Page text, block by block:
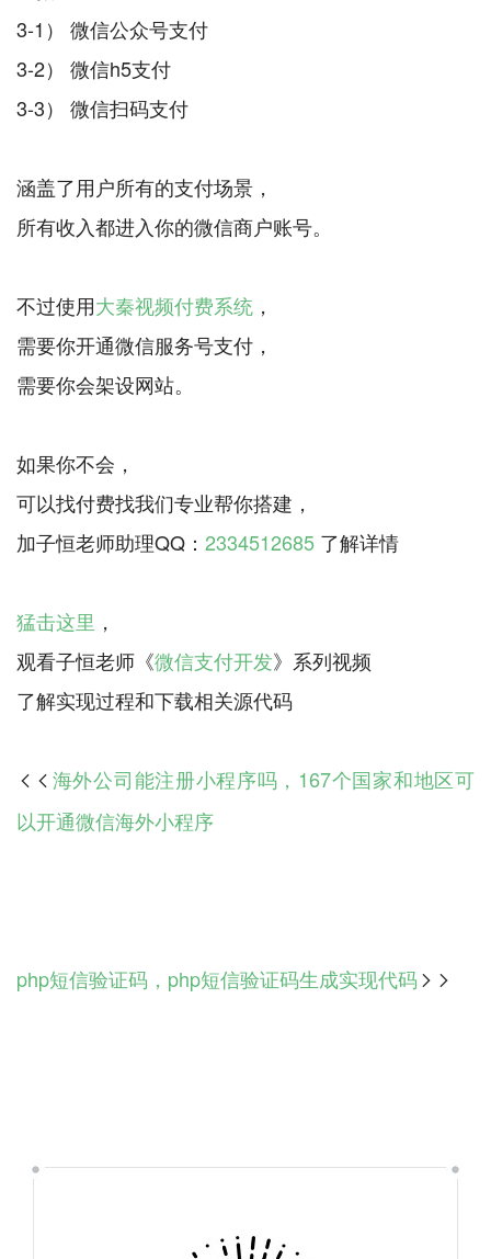
3-1） 微信公众号支付
3-2） 微信h5支付
3-3） 微信扫码支付
涵盖了用户所有的支付场景，
所有收入都进入你的微信商户账号。
不过使用大秦视频付费系统 ，
需要你开通微信服务号支付，
需要你会架设网站。
如果你不会，
可以找付费找我们专业帮你搭建，
加子恒老师助理QQ： 2334512685 了解详情
猛击这里 ，
观看子恒老师《微信支付开发》系列视频
 海外公司能注册小程序吗，167个国家和地区可
以开通微信海外小程序
php短信验证码，php短信验证码生成实现代码 